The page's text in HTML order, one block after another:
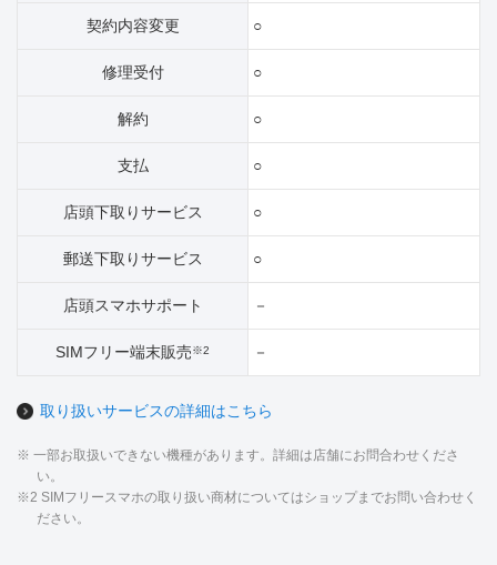
契約内容変更 ○
修理受付 ○
解約 ○
支払 ○
店頭下取りサービス ○
郵送下取りサービス ○
店頭スマホサポート －
SIMフリー端末販売※2 －
取り扱いサービスの詳細はこちら
※ 一部お取扱いできない機種があります。詳細は店舗にお問合わせくださ
い。
※2 SIMフリースマホの取り扱い商材についてはショップまでお問い合わせく
ださい。